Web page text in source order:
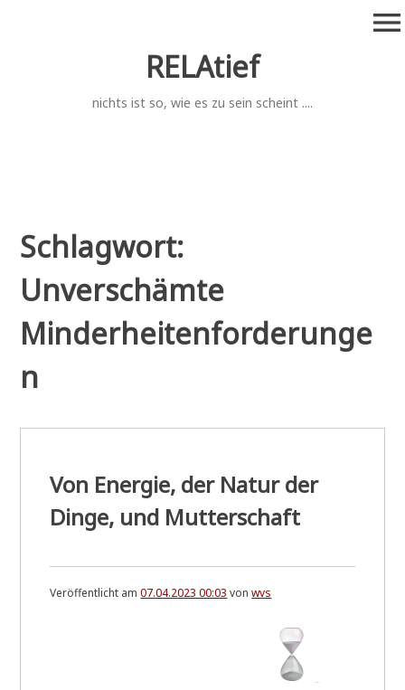
RELAtief
nichts ist so, wie es zu sein scheint ....
menu
Schlagwort:
Unverschämte
Minderheitenforderunge
n
Von Energie, der Natur der
Dinge, und Mutterschaft
Veröffentlicht am07.04.2023 00:03 vonwvs